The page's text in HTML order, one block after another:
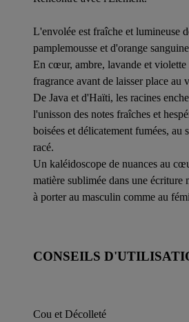
L'envolée est fraîche et lumineuse
pamplemousse et d'orange
En cœur, ambre, lavande et violette
fragrance avant de laisser place au
De Java et d'Haïti, les racines
l'unisson des notes fraîches et
boisées et délicatement fumées, au
racé.
Un kaléidoscope de nuances au
matière sublimée dans une écriture
à porter au masculin comme au
CONSEILS
Cou et Décolleté